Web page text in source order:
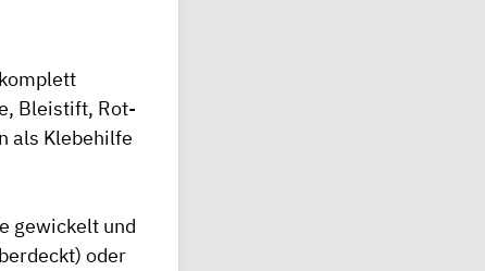
Bleistift, Rot-
als Klebehilfe
gewickelt und
oder